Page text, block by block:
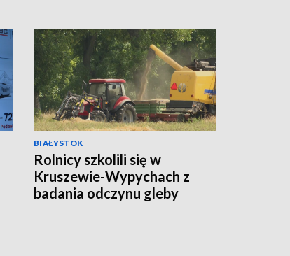
BIAŁYSTOK
Rolnicy szkolili się w
Kruszewie-Wypychach z
badania odczynu gleby